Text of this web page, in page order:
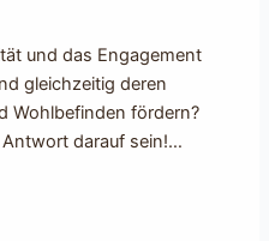
und das Engagement
gleichzeitig deren
Wohlbefinden fördern?
darauf sein!…